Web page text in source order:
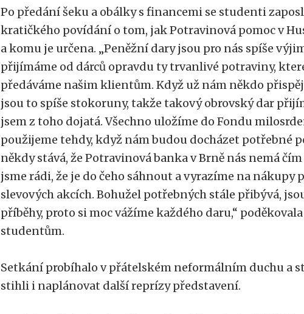
Po předání šeku a obálky s financemi se studenti
kratičkého povídání o tom, jak Potravinová pomoc v
a komu je určena. „Peněžní dary jsou pro nás spíše
přijímáme od dárců opravdu ty trvanlivé potraviny,
předáváme našim klientům. Když už nám někdo
jsou to spíše stokoruny, takže takový obrovský dar
jsem z toho dojatá. Všechno uložíme do Fondu
použijeme tehdy, když nám budou docházet potřebné
někdy stává, že Potravinová banka v Brně nás nemá
jsme rádi, že je do čeho sáhnout a vyrazíme na nákupy
slevových akcích. Bohužel potřebných stále přibývá,
příběhy, proto si moc vážíme každého daru,“
studentům.
Setkání probíhalo v přátelském neformálním duchu a
stihli i naplánovat další reprízy představení.